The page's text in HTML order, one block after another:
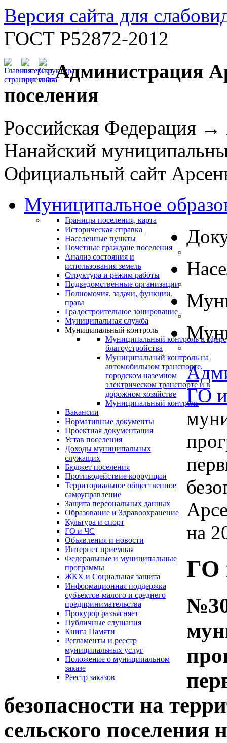
Версия сайта для
ГОСТ Р52872-2012
Администрация
поселения
Российская Федерация
Нанайский
Официальный сайт
Муниципальное
Границы поселения, карта
Историческая справка
Населенные пункты
Почетные граждане поселения
Анализ состояния и
использования земель
Структура и режим работы
Подведомственные организации
Полномочия, задачи, функции,
права
Градостроительное зонирование
Муниципальная служба
Муниципальный контроль
Муниципальный контроль в сфере
благоустройства
Муниципальный контроль на
автомобильном транспорте,
городском наземном
электрическом транспорте и в
дорожном хозяйстве
Муниципальный контроль
Вакансии
Нормативные документы
Проектная документация
Устав поселения
Доходы муниципальных
служащих
Бюджет поселения
Противодействие коррупции
Территориальное общественное
самоуправление
Защита персональных данных
Образование и Здравоохранение
Культура и спорт
ГО и ЧС
Объявления и новости
Интернет приемная
Федеральные и муниципальные
программы
ЖКХ и Социальная защита
Информационная поддержка
субъектов малого и среднего
предпринимательства
Прокурор разъясняет
Публичные слушания
Книга Памяти
Регламенты и реестр
муниципальных услуг
Положение о муниципальном
заказе
Реестр заказов
ГО
на
ГО
безопасности на
сельского поселения